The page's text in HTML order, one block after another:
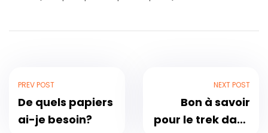
PREV POST
De quels papiers
ai-je besoin?
NEXT POST
Bon à savoir
pour le trek dans